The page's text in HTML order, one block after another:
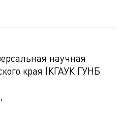
научная
края (КГАУК ГУНБ